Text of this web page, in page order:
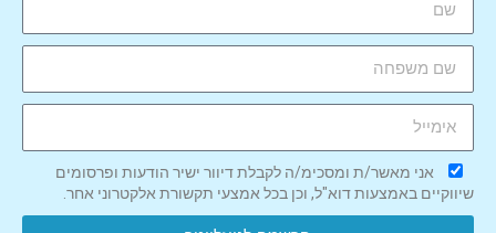
אני מאשר/ת ומסכימ/ה לקבלת דיוור ישיר הודעות ופרסומים
שיווקיים באמצעות דוא"ל, וכן בכל אמצעי תקשורת אלקטרוני אחר.